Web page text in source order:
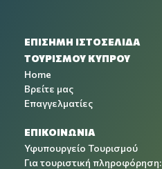
ΕΠΙΣΗΜΗ ΙΣΤΟΣΕΛΙΔΑ
ΤΟΥΡΙΣΜΟΥ ΚΥΠΡΟΥ
Home
Βρείτε μας
Επαγγελματίες
ΕΠΙΚΟΙΝΩΝΙΑ
Υφυπουργείο Τουρισμού
Για τουριστική πληροφόρηση: